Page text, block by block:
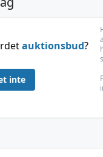
auktionsbud?
inte